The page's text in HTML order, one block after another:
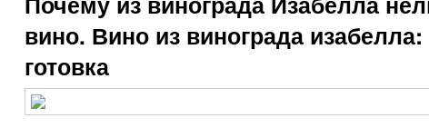
вино. Вино из винограда изабелла:
готовка